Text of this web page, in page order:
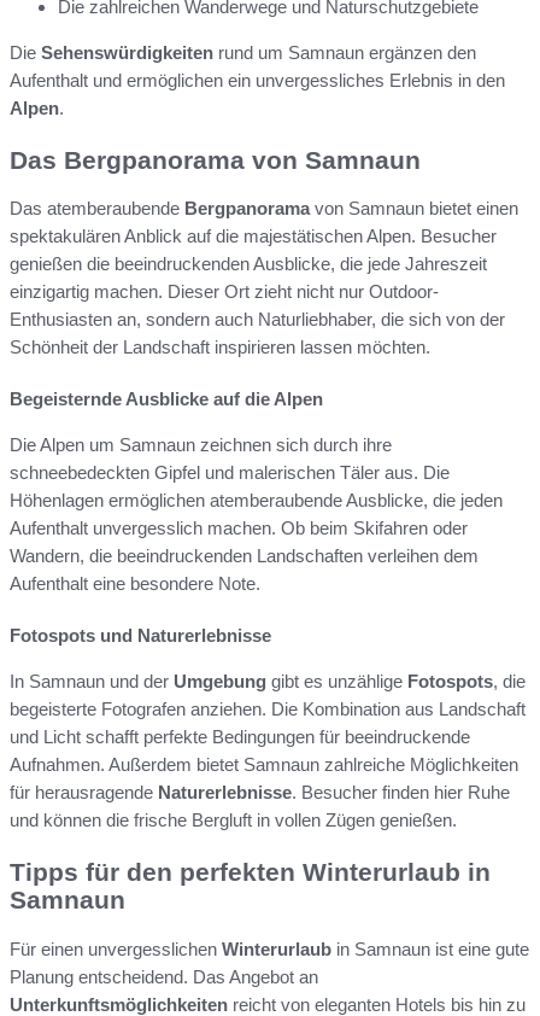
Die zahlreichen Wanderwege und Naturschutzgebiete
Die Sehenswürdigkeiten rund um Samnaun ergänzen den
Aufenthalt und ermöglichen ein unvergessliches Erlebnis in den
Alpen.
Das Bergpanorama von Samnaun
Das atemberaubende Bergpanoramavon Samnaun bietet einen
spektakulären Anblick auf die majestätischen Alpen. Besucher
genießen die beeindruckenden Ausblicke, die jede Jahreszeit
einzigartig machen. Dieser Ort zieht nicht nur Outdoor-
Enthusiasten an, sondern auch Naturliebhaber, die sich von der
Schönheit der Landschaft inspirieren lassen möchten.
Begeisternde Ausblicke auf die Alpen
Die Alpen um Samnaun zeichnen sich durch ihre
schneebedeckten Gipfel und malerischen Täler aus. Die
Höhenlagen ermöglichen atemberaubende Ausblicke, die jeden
Aufenthalt unvergesslich machen. Ob beim Skifahren oder
Wandern, die beeindruckenden Landschaften verleihen dem
Aufenthalt eine besondere Note.
Fotospots und Naturerlebnisse
In Samnaun und der Umgebung gibt es unzählige Fotospots, die
begeisterte Fotografen anziehen. Die Kombination aus Landschaft
und Licht schafft perfekte Bedingungen für beeindruckende
Aufnahmen. Außerdem bietet Samnaun zahlreiche Möglichkeiten
für herausragende Naturerlebnisse. Besucher finden hier Ruhe
und können die frische Bergluft in vollen Zügen genießen.
Tipps für den perfekten Winterurlaub in
Samnaun
Für einen unvergesslichen Winterurlaub in Samnaun ist eine gute
Planung entscheidend. Das Angebot an
Unterkunftsmöglichkeiten reicht von eleganten Hotels bis hin zu